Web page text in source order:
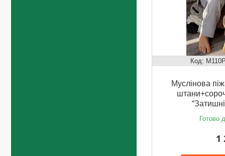
Муслінова
Готово
1